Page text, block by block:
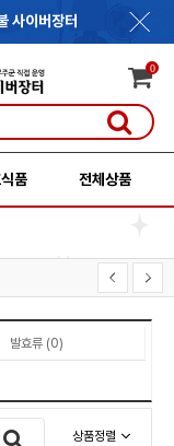
사이버장터
0
품 전체상품
발효류 (0)
상품정렬